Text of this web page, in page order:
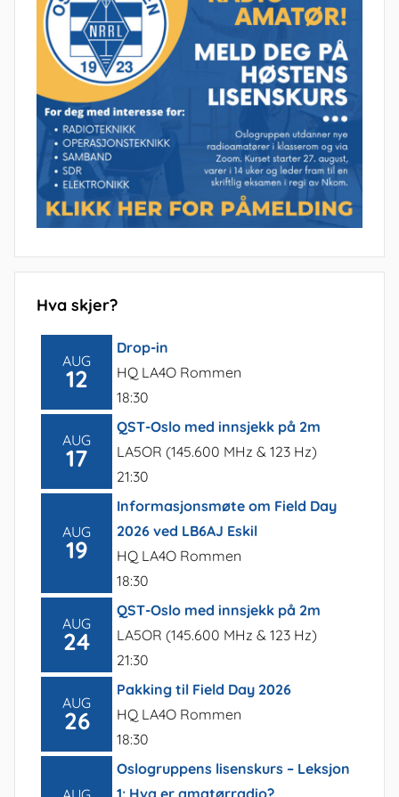
Hva skjer?
AUG
12
Drop-in
HQ LA4O Rommen
18:30
AUG
17
QST-Oslo med innsjekk på 2m
LA5OR (145.600 MHz & 123 Hz)
21:30
AUG
19
Informasjonsmøte om Field Day
2026 ved LB6AJ Eskil
HQ LA4O Rommen
18:30
AUG
24
QST-Oslo med innsjekk på 2m
LA5OR (145.600 MHz & 123 Hz)
21:30
AUG
26
Pakking til Field Day 2026
HQ LA4O Rommen
18:30
Oslogruppens lisenskurs – Leksjon